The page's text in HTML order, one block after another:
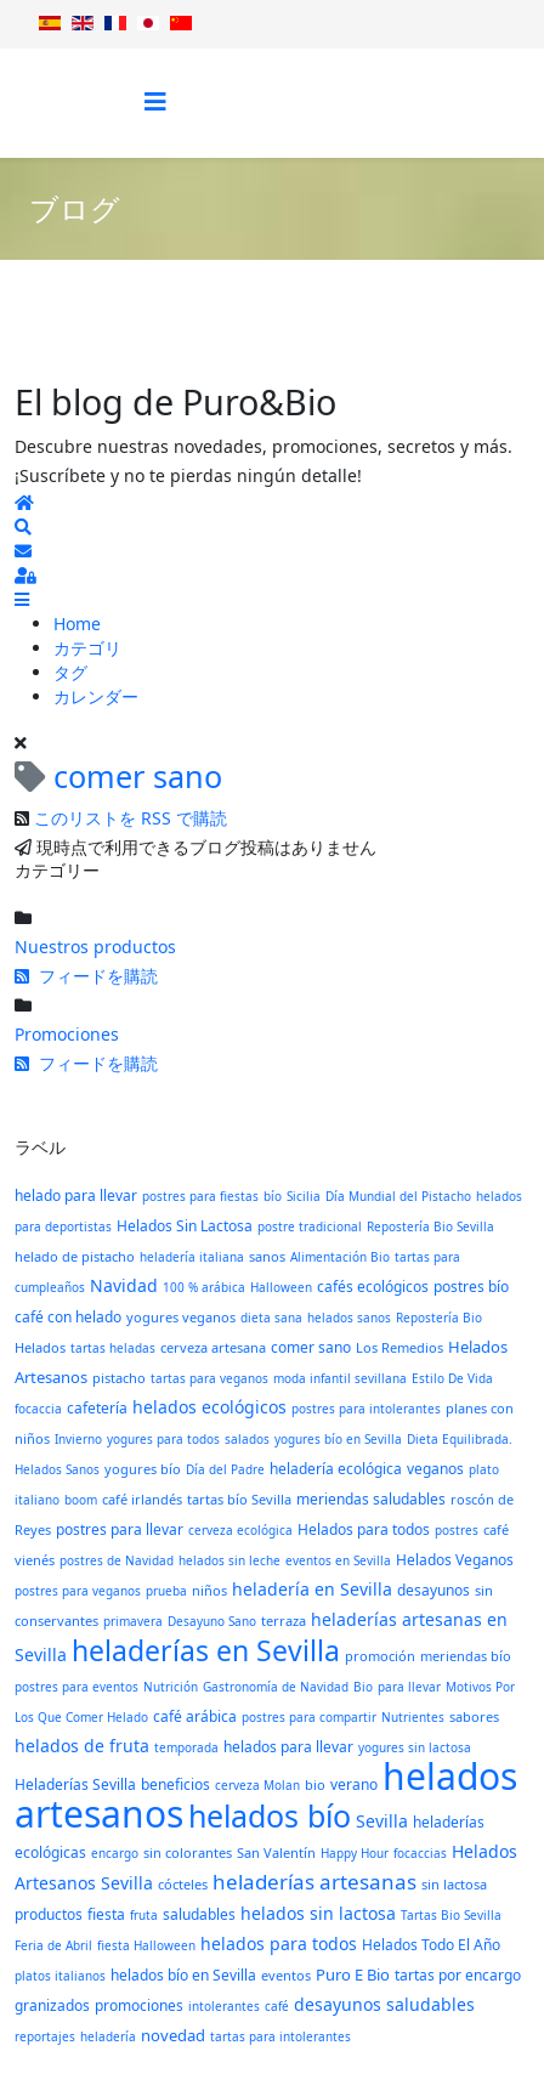
ブログ
El blog de Puro&Bio
Descubre nuestras novedades, promociones, secretos y más.
¡Suscríbete y no te pierdas ningún detalle!
Home
ブログの更新を購読
Sign In
Home
カテゴリ
タグ
カレンダー
comer sano
このリストを RSS で購読
現時点で利用できるブログ投稿はありません
カテゴリー
Nuestros productos
フィードを購読
Promociones
フィードを購読
ラベル
helado para llevar postres para fiestas bío Sicilia Día Mundial del Pistacho helados
para deportistas Helados Sin Lactosa postre tradicional Repostería Bio Sevilla
helado de pistacho heladería italiana sanos Alimentación Bio tartas para
cumpleaños Navidad 100 % arábica Halloween cafés ecológicos postres bío
café con helado yogures veganos dieta sana helados sanos Repostería Bio
Helados tartas heladas cerveza artesana comer sano Los Remedios Helados
Artesanos pistacho tartas para veganos moda infantil sevillana Estilo De Vida
focaccia cafetería helados ecológicos postres para intolerantes planes con
niños Invierno yogures para todos salados yogures bío en Sevilla Dieta Equilibrada.
Helados Sanos yogures bío Día del Padre heladería ecológica veganos plato
italiano boom café irlandés tartas bío Sevilla meriendas saludables roscón de
Reyes postres para llevar cerveza ecológica Helados para todos postres café
vienés postres de Navidad helados sin leche eventos en Sevilla Helados Veganos
postres para veganos prueba niños heladería en Sevilla desayunos sin
conservantes primavera Desayuno Sano terraza heladerías artesanas en
Sevilla heladerías en Sevilla promoción meriendas bío
postres para eventos Nutrición Gastronomía de Navidad Bio para llevar Motivos Por
Los Que Comer Helado café arábica postres para compartir Nutrientes sabores
helados de fruta temporada helados para llevar yogures sin lactosa
Heladerías Sevilla beneficios cerveza Molan bio verano helados
artesanos helados bío Sevilla heladerías
ecológicas encargo sin colorantes San Valentín Happy Hour focaccias Helados
Artesanos Sevilla cócteles heladerías artesanas sin lactosa
productos fiesta fruta saludables helados sin lactosa Tartas Bio Sevilla
Feria de Abril fiesta Halloween helados para todos Helados Todo El Año
platos italianos helados bío en Sevilla eventos Puro E Bio tartas por encargo
granizados promociones intolerantes café desayunos saludables
reportajes heladería novedad tartas para intolerantes